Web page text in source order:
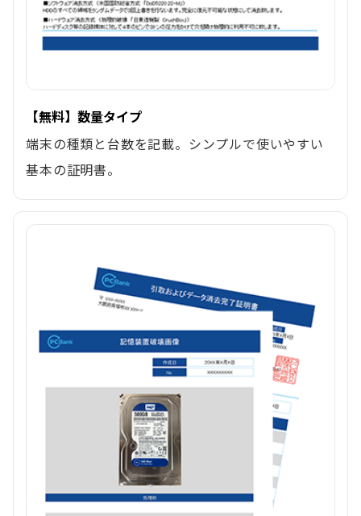
【無料】数量タイプ
端末の種類と台数を記載。シンプルで使いやすい
基本の証明書。